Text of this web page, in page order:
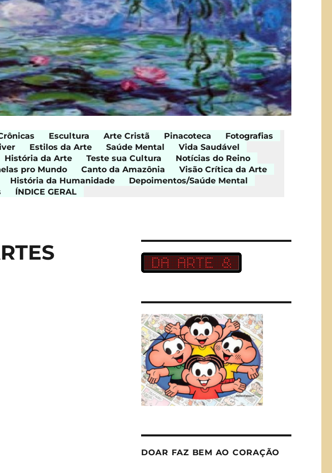
Escultura Arte Cristã Pinacoteca
Fotografias
Estilos da Arte Saúde Mental
Vida Saudável
História da Arte Teste sua Cultura
Notícias do Reino
pro Mundo Canto da Amazônia
Visão Crítica da Arte
História da Humanidade
Depoimentos/Saúde Mental
ÍNDICE GERAL
DOAR FAZ BEM AO CORAÇÃO